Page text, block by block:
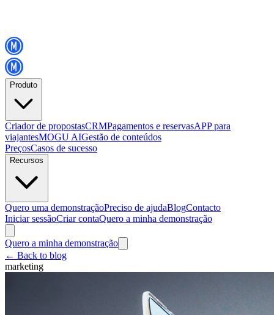
Produto
Criador de propostasCRMPagamentos e reservasAPP para
viajantesMOGU AIGestão de conteúdos
PreçosCasos de sucesso
Recursos
Quero uma demonstraçãoPreciso de ajudaBlogContacto
Iniciar sessãoCriar contaQuero a minha demonstração
Quero a minha demonstração
← Back to blog
marketing